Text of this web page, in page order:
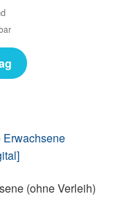
(ohne Verleih)